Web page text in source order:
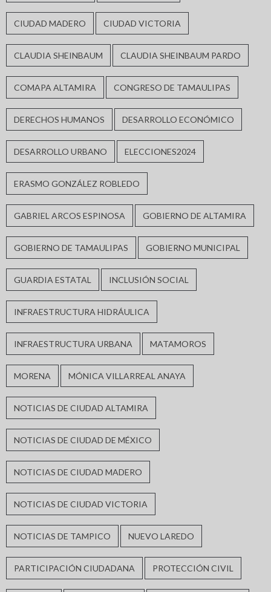
CIUDAD MADERO CIUDAD VICTORIA
CLAUDIA SHEINBAUM CLAUDIA SHEINBAUM PARDO
COMAPA ALTAMIRA CONGRESO DE TAMAULIPAS
DERECHOS HUMANOS DESARROLLO ECONÓMICO
DESARROLLO URBANO ELECCIONES2024
ERASMO GONZÁLEZ ROBLEDO
GABRIEL ARCOS ESPINOSA GOBIERNO DE ALTAMIRA
GOBIERNO DE TAMAULIPAS GOBIERNO MUNICIPAL
GUARDIA ESTATAL INCLUSIÓN SOCIAL
INFRAESTRUCTURA HIDRÁULICA
INFRAESTRUCTURA URBANA MATAMOROS
MORENA MÓNICA VILLARREAL ANAYA
NOTICIAS DE CIUDAD ALTAMIRA
NOTICIAS DE CIUDAD DE MÉXICO
NOTICIAS DE CIUDAD MADERO
NOTICIAS DE CIUDAD VICTORIA
NOTICIAS DE TAMPICO NUEVO LAREDO
PARTICIPACIÓN CIUDADANA PROTECCIÓN CIVIL